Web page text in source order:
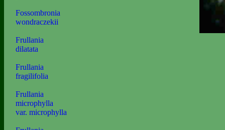
Fossombronia
wondraczekii
Frullania
dilatata
Frullania
fragilifolia
Frullania
microphylla
var. microphylla